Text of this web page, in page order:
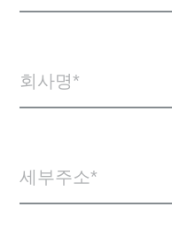
회사명
세부주소